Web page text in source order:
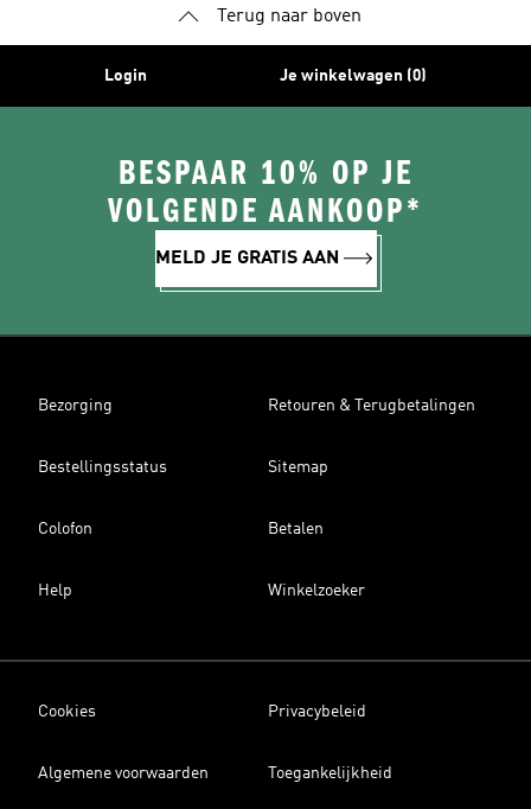
Terug naar boven
Login Je winkelwagen (0)
BESPAAR 10% OP JE
VOLGENDE AANKOOP*
MELD JE GRATIS AAN
Bezorging Retouren & Terugbetalingen
Bestellingsstatus Sitemap
Colofon Betalen
Help Winkelzoeker
Cookies Privacybeleid
Algemene voorwaarden Toegankelijkheid